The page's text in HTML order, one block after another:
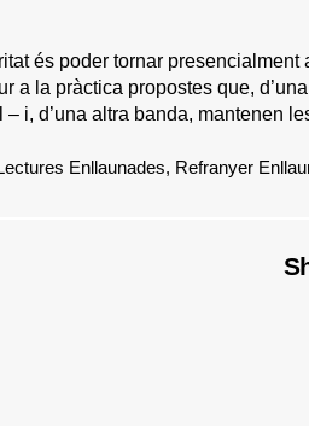
és poder tornar
a la pràctica propostes que,
– i, d’una altra banda, mantenen
Enllaunades, Refranyer